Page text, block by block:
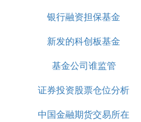
约翰·内夫（JohnNeff）市
伟大的低本益型基金经理
约翰‧内夫，这位在非金融
法尼亚州的理财专家。他
闻，因为他处世低调而且
美国最负盛名的金融界人
银行融资担保基金
新发的科创板基金
基金公司谁监管
证券投资股票仓位分析
中国金融期货交易所在